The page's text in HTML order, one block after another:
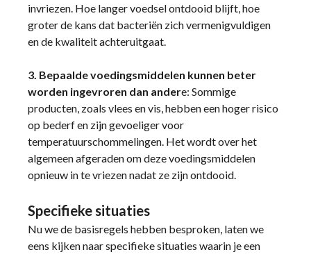
invriezen. Hoe langer voedsel ontdooid blijft, hoe
groter de kans dat bacteriën zich vermenigvuldigen
en de kwaliteit achteruitgaat.
3. Bepaalde voedingsmiddelen kunnen beter
worden ingevroren dan andere: Sommige
producten, zoals vlees en vis, hebben een hoger risico
op bederf en zijn gevoeliger voor
temperatuurschommelingen. Het wordt over het
algemeen afgeraden om deze voedingsmiddelen
opnieuw in te vriezen nadat ze zijn ontdooid.
Specifieke situaties
Nu we de basisregels hebben besproken, laten we
eens kijken naar specifieke situaties waarin je een